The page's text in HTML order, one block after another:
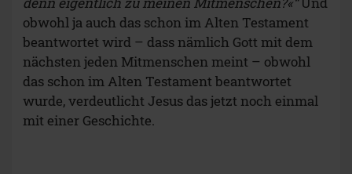
obwohl ja auch das schon im Alten Testament
beantwortet wird – dass nämlich Gott mit dem
nächsten jeden Mitmenschen meint – obwohl
das schon im Alten Testament beantwortet
wurde, verdeutlicht Jesus das jetzt noch einmal
mit einer Geschichte.